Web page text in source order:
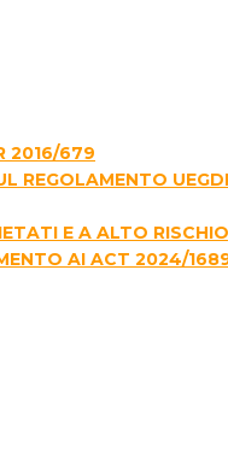
2016/679
REGOLAMENTO
E A ALTO
AI ACT 2024/